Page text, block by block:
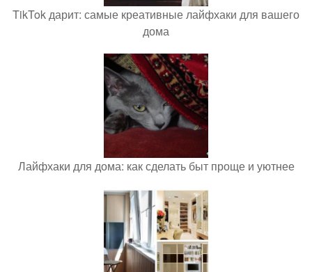
TikTok дарит: самые креативные лайфхаки для вашего
дома
Лайфхаки для дома: как сделать быт проще и уютнее